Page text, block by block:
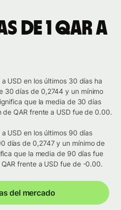
de 1 QAR a
USD en los últimos 30 días ha
30 días de 0,2744 y un mínimo
que la media de 30 días
QAR frente a USD fue de 0.00.
USD en los últimos 90 días
días de 0,2747 y un mínimo de
que la media de 90 días fue
frente a USD fue de -0.00.
del mercado